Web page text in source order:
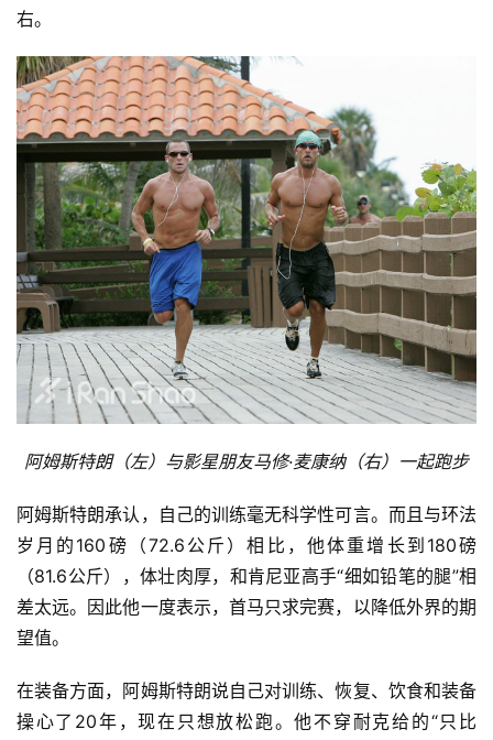
右。
阿姆斯特朗（左）与影星朋友马修·麦康纳（右）一起跑步
阿姆斯特朗承认，自己的训练毫无科学性可言。而且与环法
岁月的160磅（72.6公斤）相比，他体重增长到180磅
（81.6公斤），体壮肉厚，和肯尼亚高手“细如铅笔的腿”相
差太远。因此他一度表示，首马只求完赛，以降低外界的期
望值。
在装备方面，阿姆斯特朗说自己对训练、恢复、饮食和装备
操心了20年，现在只想放松跑。他不穿耐克给的“只比